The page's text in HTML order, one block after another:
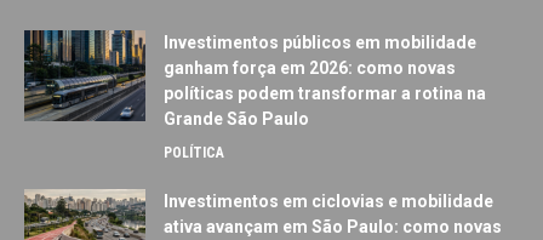
Investimentos públicos em mobilidade
ganham força em 2026: como novas
políticas podem transformar a rotina na
Grande São Paulo
POLÍTICA
Investimentos em ciclovias e mobilidade
ativa avançam em São Paulo: como novas